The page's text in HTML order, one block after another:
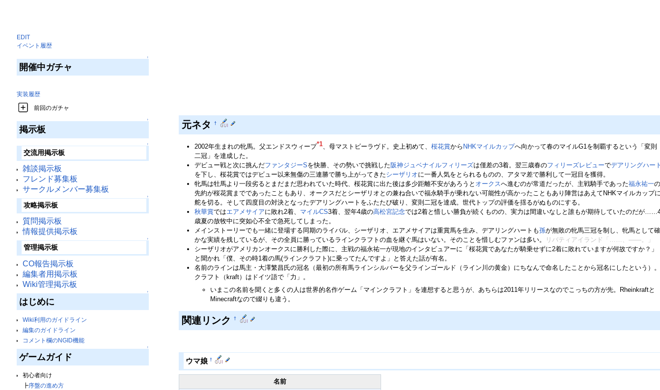
EDIT
イベント履歴
↑
開催中ガチャ
実装履歴
前回のガチャ
↑
掲示板
↑
交流用掲示板
雑談掲示板
フレンド募集板
サークルメンバー募集板
↑
攻略掲示板
質問掲示板
情報提供掲示板
↑
管理掲示板
CO報告掲示板
編集者用掲示板
Wiki管理掲示板
↑
はじめに
Wiki利用のガイドライン
編集のガイドライン
コメント欄のNGID機能
↑
ゲームガイド
初心者向け
┣序盤の進め方
元ネタ †
2002年生まれの牝馬。父エンドスウィープ*1、母マストビーラヴド。史上初めて、 桜花賞から NHKマイルカップへ向かって春のマイルG1を制覇するという「変則
二冠」を達成した。
デビュー戦と次に挑んだファンタジーSを快勝、その勢いで挑戦した阪神ジュベナイルフィリーズは僅差の3着。翌三歳春のフィリーズレビューでデアリングハー
を下し、桜花賞ではデビュー以来無傷の三連勝で勝ち上がってきたシーザリオに一番人気をとられるものの、アタマ差で勝利して一冠目を獲得。
牝馬は牡馬より一段劣るとまだまだ思われていた時代、桜花賞に出た後は多少距離不安があろうと オークスへ進むのが常道だったが、主戦騎手であった福永祐一の
先約が桜花賞までであったこともあり、オークスだとシーザリオとの兼ね合いで福永騎手が乗れない可能性が高かったこともあり陣営はあえてNHKマイルカップ
舵を切る。そして四度目の対決となったデアリングハートをふたたび破り、変則二冠を達成。世代トップの評価を揺るがぬものにする。
秋華賞ではエアメサイアに敗れ2着、 マイルCS3着、翌年4歳の高松宮記念では2着と惜しい勝負が続くものの、実力は間違いなしと誰もが期待していたのだが
歳夏の放牧中に突如心不全で急死してしまった。
メインストーリーでも一緒に登場する同期のライバル、シーザリオ、エアメサイアは重賞馬を生み、デアリングハートも孫が無敗の牝馬三冠を制し、牝馬として確
かな実績を残しているが、その全員に勝っているラインクラフトの血を継ぐ馬はいない。そのことを惜しむファンは多い。
リバティアイランド「……、――。」
シーザリオがアメリカンオークスに勝利した際に、主戦の福永祐一が現地のインタビュアーに「桜花賞であなたが騎乗せずに2着に敗れていますが何故ですか？」
と聞かれ「僕、その時1着の馬(ラインクラフト)に乗ってたんですよ」と答えた話が有名。
名前のラインは馬主・大澤繁昌氏の冠名（最初の所有馬ラインシルバーを父ラインゴールド（ライン川の黄金）にちなんで命名したことから冠名にしたという）。
クラフト（kraft）はドイツ語で「力」。
いまこの名前を聞くと多くの人は世界的名作ゲーム「マインクラフト」を連想すると思うが、あちらは2011年リリースなのでこっちの方が先。Rheinkraftと
Minecraftなので綴りも違う。
関連リンク †
ウマ娘†
名前